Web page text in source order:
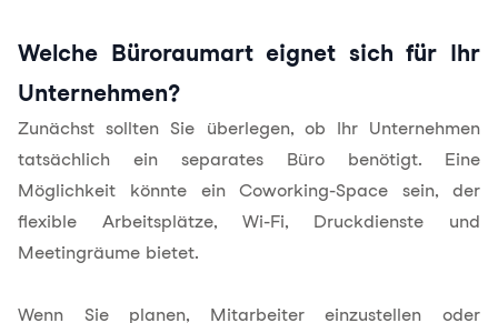
Welche Büroraumart eignet sich für Ihr
Unternehmen?
Zunächst sollten Sie überlegen, ob Ihr Unternehmen
tatsächlich ein separates Büro benötigt. Eine
Möglichkeit könnte einCoworking-Space sein, der
flexible Arbeitsplätze, Wi-Fi, Druckdienste und
Meetingräume bietet.
Wenn Sie planen, Mitarbeiter einzustellen oder